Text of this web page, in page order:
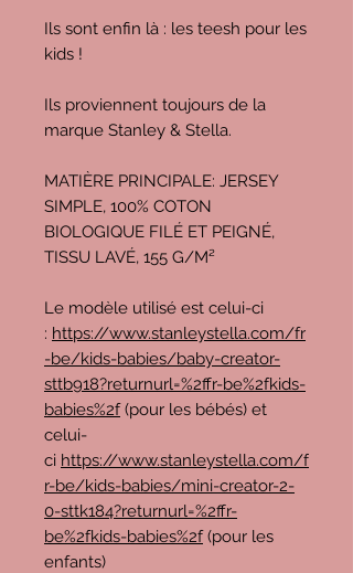
Ils sont enfin là : les teesh pour les
kids !
Ils proviennent toujours de la
marque Stanley & Stella.
MATIÈRE PRINCIPALE: JERSEY
SIMPLE, 100% COTON
BIOLOGIQUE FILÉ ET PEIGNÉ,
TISSU LAVÉ, 155 G/M²
Le modèle utilisé est celui-ci
: https://www.stanleystella.com/fr
-be/kids-babies/baby-creator-
sttb918?returnurl=%2ffr-be%2fkids-
babies%2f(pour les bébés) et
celui-
ci https://www.stanleystella.com/f
r-be/kids-babies/mini-creator-2-
0-sttk184?returnurl=%2ffr-
be%2fkids-babies%2f(pour les
enfants)